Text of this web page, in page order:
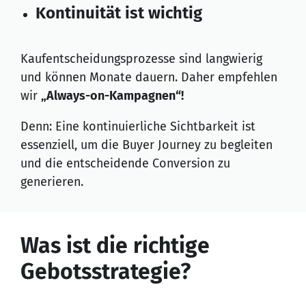
Kontinuität ist wichtig
Kaufentscheidungsprozesse sind langwierig
und können Monate dauern. Daher empfehlen
wir „Always-on-Kampagnen“!
Denn: Eine kontinuierliche Sichtbarkeit ist
essenziell, um die Buyer Journey zu begleiten
und die entscheidende Conversion zu
generieren.
Was ist die richtige
Gebotsstrategie?